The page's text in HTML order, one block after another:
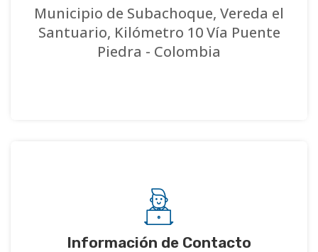
Municipio de Subachoque, Vereda el
Santuario, Kilómetro 10 Vía Puente
Piedra - Colombia
Información de Contacto